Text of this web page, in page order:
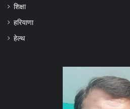
शिक्षा
हरियाणा
हेल्‍थ